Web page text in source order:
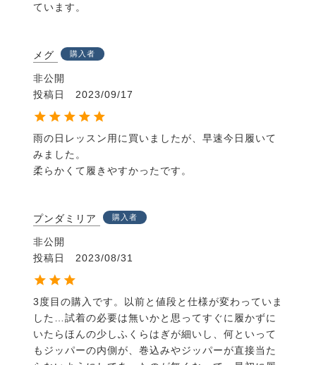
ています。
メグ 購入者
非公開
投稿日
2023/09/17
雨の日レッスン用に買いましたが、早速今日履いて
みました。
柔らかくて履きやすかったです。
プンダミリア 購入者
非公開
投稿日
2023/08/31
3度目の購入です。以前と値段と仕様が変わっていま
した…試着の必要は無いかと思ってすぐに履かずに
いたらほんの少しふくらはぎが細いし、何といって
もジッパーの内側が、巻込みやジッパーが直接当た